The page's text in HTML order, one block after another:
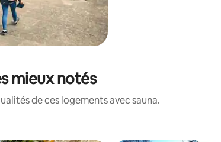
mieux notés
de ces logements avec sauna.